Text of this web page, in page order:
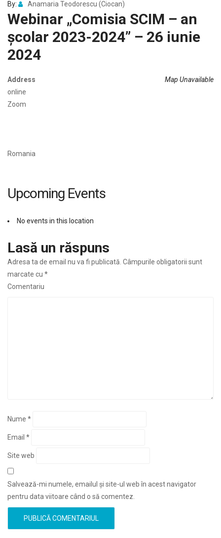
By: Anamaria Teodorescu (Ciocan)
Webinar „Comisia SCIM – an
școlar 2023-2024” – 26 iunie
2024
Map Unavailable
Address
online
Zoom
Romania
Upcoming Events
No events in this location
Lasă un răspuns
Adresa ta de email nu va fi publicată. Câmpurile obligatorii sunt
marcate cu *
Comentariu
Nume *
Email *
Site web
Salvează-mi numele, emailul și site-ul web în acest navigator
pentru data viitoare când o să comentez.